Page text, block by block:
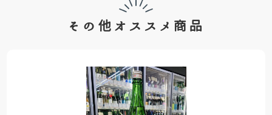
その他オススメ商品